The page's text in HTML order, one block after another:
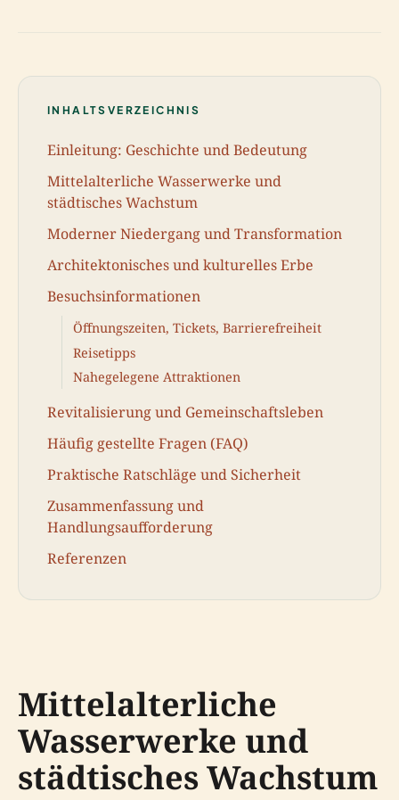
INHALTSVERZEICHNIS
Einleitung: Geschichte und Bedeutung
Mittelalterliche Wasserwerke und
städtisches Wachstum
Moderner Niedergang und Transformation
Architektonisches und kulturelles Erbe
Besuchsinformationen
Öffnungszeiten, Tickets, Barrierefreiheit
Reisetipps
Nahegelegene Attraktionen
Revitalisierung und Gemeinschaftsleben
Häufig gestellte Fragen (FAQ)
Praktische Ratschläge und Sicherheit
Zusammenfassung und
Handlungsaufforderung
Referenzen
Mittelalterliche
Wasserwerke und
städtisches Wachstum